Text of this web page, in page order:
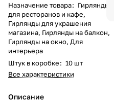
Назначение товара: Гирлянды
для ресторанов и кафе,
Гирлянды для украшения
магазина, Гирлянды на балкон,
Гирлянды на окно, Для
интерьера
Штук в коробке: 10 шт
Все характеристики
Описание